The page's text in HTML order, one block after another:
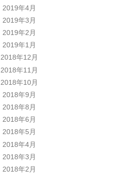
2019年4月
2019年3月
2019年2月
2019年1月
2018年12月
2018年11月
2018年10月
2018年9月
2018年8月
2018年6月
2018年5月
2018年4月
2018年3月
2018年2月